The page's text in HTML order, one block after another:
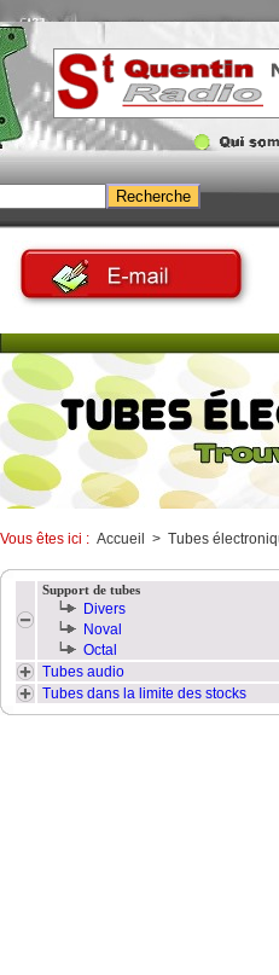
Vous êtes ici : Accueil > Tubes
Support de tubes
Divers
Noval
Octal
Tubes audio
Tubes dans la limite des stocks